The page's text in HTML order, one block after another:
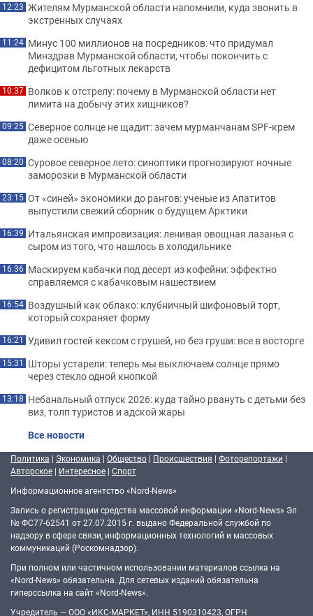
12:23 Жителям Мурманской области напомнили, куда звонить в
экстренных случаях
11:24 Минус 100 миллионов на посредников: что придумал
Минздрав Мурманской области, чтобы покончить с
дефицитом льготных лекарств
10:37 Волков к отстрелу: почему в Мурманской области нет
лимита на добычу этих хищников?
09:25 Северное солнце не щадит: зачем мурманчанам SPF-крем
даже осенью
08:20 Суровое северное лето: синоптики прогнозируют ночные
заморозки в Мурманской области
23:15 От «синей» экономики до рангов: ученые из Апатитов
выпустили свежий сборник о будущем Арктики
16:39 Итальянская импровизация: ленивая овощная лазанья с
сыром из того, что нашлось в холодильнике
16:36 Маскируем кабачки под десерт из кофейни: эффектно
справляемся с кабачковым нашествием
16:54 Воздушный как облако: клубничный шифоновый торт,
который сохраняет форму
16:21 Удивил гостей кексом с грушей, но без груши: все в восторге
15:31 Шторы устарели: теперь мы выключаем солнце прямо
через стекло одной кнопкой
13:18 Небанальный отпуск 2026: куда тайно рвануть с детьми без
виз, толп туристов и адской жары
Все новости
Политика | Экономика | Общество | Происшествия | Фоторепортажи |
Авторское | Интересное | Спорт
Информационное агентство «Nord-News»
Запись о регистрации средства массовой информации «Nord-News» Эл
№ ФС77-62541 от 27.07.2015 г. выдано Федеральной службой по
надзору в сфере связи, информационных технологий и массовых
коммуникаций (Роскомнадзор).
При полном или частичном использовании материалов ссылка на
«Nord-News» обязательна. Для сетевых изданий обязательна
гиперссылка на сайт «Nord-News».
Учредитель — ООО «ИКС-МАРКЕТ», ИНН 5190310423, ОГРН